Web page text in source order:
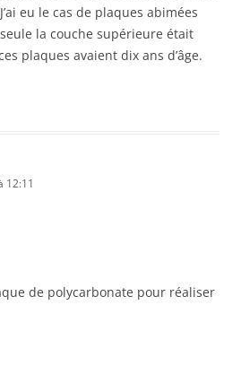
eu le cas de plaques abimées
la couche supérieure était
plaques avaient dix ans d’âge.
12:11
de polycarbonate pour réaliser